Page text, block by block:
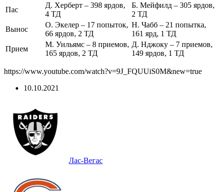
Пас
Д. Херберт – 398 ярдов,
4 ТД
Б. Мейфилд – 305 ярдов,
2 ТД
Вынос
О. Экелер – 17 попыток,
66 ярдов, 2 ТД
Н. Чабб – 21 попытка,
161 ярд, 1 ТД
Прием
М. Уильямс – 8 приемов,
165 ярдов, 2 ТД
Д. Нджоку – 7 приемов,
149 ярдов, 1 ТД
https://www.youtube.com/watch?v=9J_FQUUiS0M&new=true
10.10.2021
Лас-Вегас